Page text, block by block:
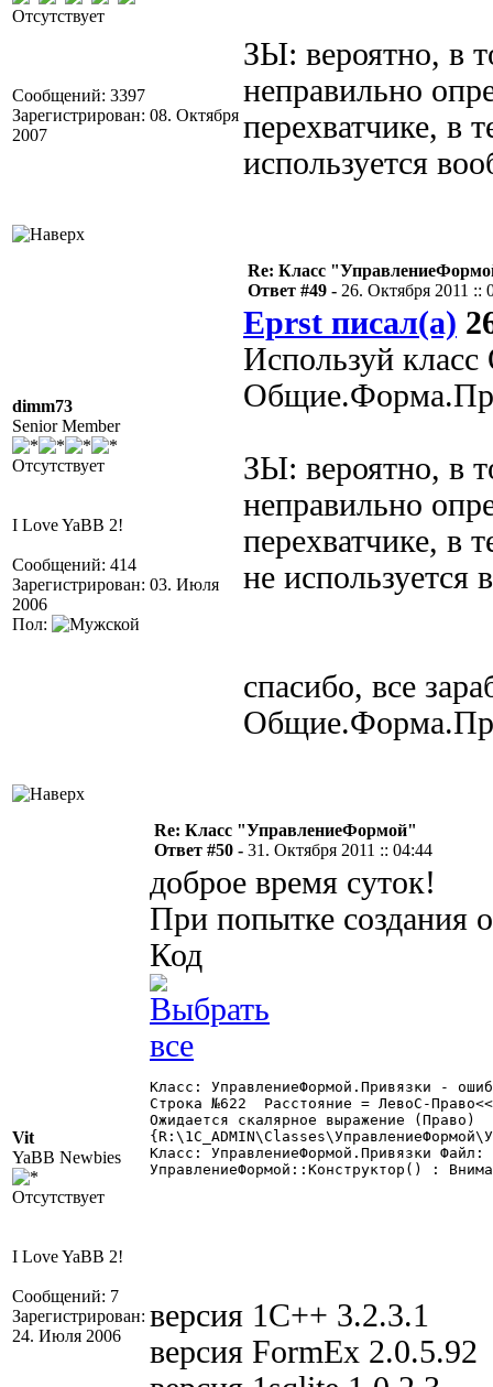
Отсутствует
Сообщений: 3397
Зарегистрирован: 08. Октября
2007
ЗЫ: вероятно, в
неправильно
перехватчике, в
используется
dimm73
Senior Member
Отсутствует
I Love YaBB 2!
Сообщений: 414
Зарегистрирован: 03. Июля
2006
Пол:
Re: Класс
Ответ #49 - 26. Октября 2011 ::
Eprst писал(а)
Используй
ЗЫ: вероятно, в
неправильно
перехватчике, в
не используется
спасибо, все
Vit
YaBB Newbies
Отсутствует
I Love YaBB 2!
Сообщений: 7
Зарегистрирован:
24. Июля 2006
Re: Класс "УправлениеФормой"
Ответ #50 - 31. Октября 2011 :: 04:44
доброе время суток!
При попытке создания
Код
Класс: УправлениеФормой.Привязки -
Строка №622  Расстояние = ЛевоС-
Ожидается скалярное выражение (Право)
Класс: УправлениеФормой.Привязки
УправлениеФормой::Конструктор() :
версия 1С++ 3.2.3.1
версия FormEx 2.0.5.92